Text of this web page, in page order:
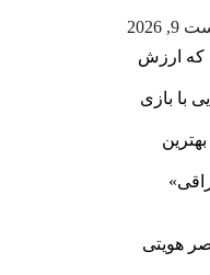
2026
که ارزش
با بازی
هویتی